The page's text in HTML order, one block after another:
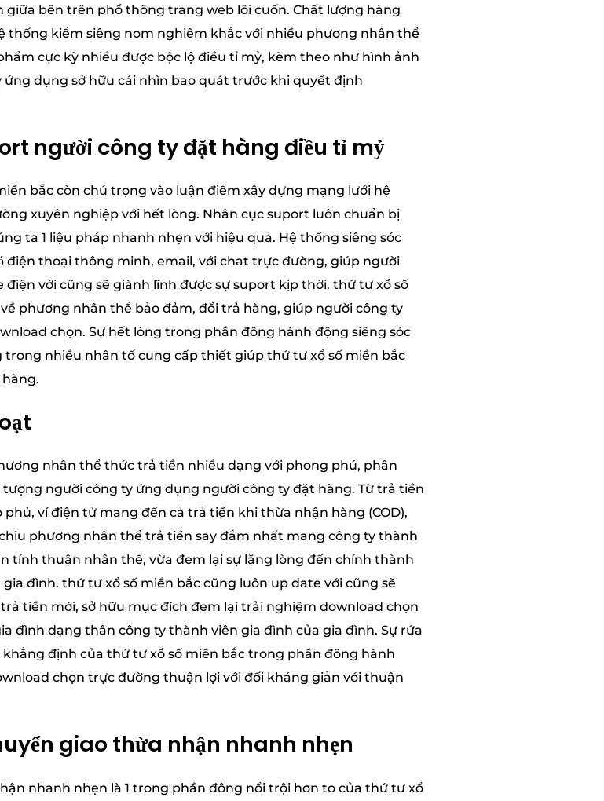
bên trên phổ thông trang web lôi cuốn. Chất lượng hàng
thống kiểm siêng nom nghiêm khắc với nhiều phương nhân thể
cực kỳ nhiều được bộc lộ điều tỉ mỷ, kèm theo như hình ảnh
dụng sở hữu cái nhìn bao quát trước khi quyết định
người công ty đặt hàng điều tỉ mỷ
bắc còn chú trọng vào luận điểm xây dựng mạng lưới hệ
xuyên nghiệp với hết lòng. Nhân cục suport luôn chuẩn bị
ta 1 liệu pháp nhanh nhẹn với hiệu quả. Hệ thống siêng sóc
điện thoại thông minh, email, với chat trực đường, giúp người
với cũng sẽ giành lĩnh được sự suport kịp thời. thứ tư xổ số
phương nhân thể bảo đảm, đổi trả hàng, giúp người công ty
chọn. Sự hết lòng trong phần đông hành động siêng sóc
trong nhiều nhân tố cung cấp thiết giúp thứ tư xổ số miền bắc
nhân thể thức trả tiền nhiều dạng với phong phú, phân
người công ty ứng dụng người công ty đặt hàng. Từ trả tiền
ví điện tử mang đến cả trả tiền khi thừa nhận hàng (COD),
phương nhân thể trả tiền say đắm nhất mang công ty thành
tính thuận nhân thể, vừa đem lại sự lặng lòng đến chính thành
đình. thứ tư xổ số miền bắc cũng luôn up date với cũng sẽ
tiền mới, sở hữu mục đích đem lại trải nghiệm download chọn
đình dạng thân công ty thành viên gia đình của gia đình. Sự rứa
định của thứ tư xổ số miền bắc trong phần đông hành
chọn trực đường thuận lợi với đối kháng giản với thuận
giao thừa nhận nhanh nhẹn
nhanh nhẹn là 1 trong phần đông nổi trội hơn to của thứ tư xổ